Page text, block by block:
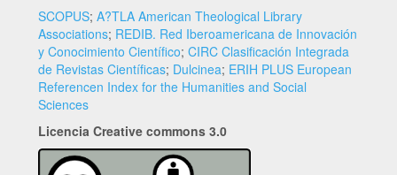
SCOPUS; A?TLA American Theological Library
Associations; REDIB. Red Iberoamericana de Innovación
y Conocimiento Científico; CIRC Clasificación Integrada
de Revistas Científicas; Dulcinea; ERIH PLUS European
Referencen Index for the Humanities and Social
Sciences
Licencia Creative commons 3.0